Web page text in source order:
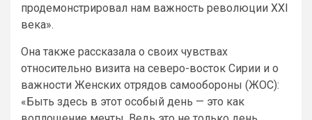
продемонстрировал нам важность революции XXI
века».
Она также рассказала о своих чувствах
относительно визита на северо-восток Сирии и о
важности Женских отрядов самообороны (ЖОС):
«Быть здесь в этот особый день — это как